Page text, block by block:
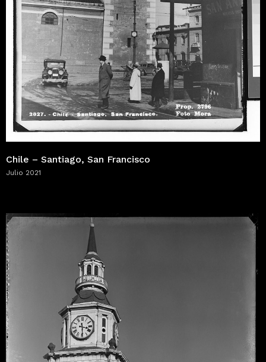
Chile – Santiago, San Francisco
Julio 2021